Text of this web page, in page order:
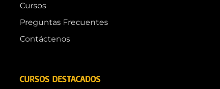
Cursos
Preguntas Frecuentes
Contáctenos
CURSOS DESTACADOS